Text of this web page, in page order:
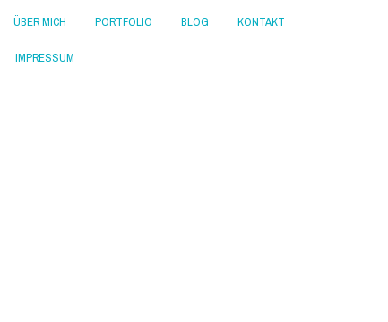
ÜBER MICH PORTFOLIO BLOG
KONTAKT
IMPRESSUM